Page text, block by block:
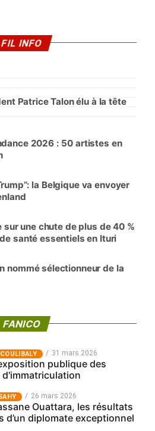
FIL INFO
Patrice Talon élu à la tête
2026 : 50 artistes en
la Belgique va envoyer
sur une chute de plus de 40 %
santé essentiels en Ituri
nommé sélectionneur de la
FANICO
31 mars 2026
publique des
d'immatriculation
26 mars 2026
Ouattara, les résultats
d’un diplomate exceptionnel